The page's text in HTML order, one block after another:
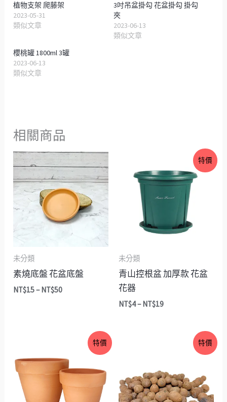
植物支架 爬藤架
2023-05-31
類似文章
3吋吊盆掛勾 花盆掛勾 掛勾
夾
2023-06-13
類似文章
櫻桃罐 1800ml 3罐
2023-06-13
類似文章
相關商品
未分類
素燒底盤 花盆底盤
NT$15– NT$50
價
格
範
圍：
NT$15
NT$50
特價
未分類
青山控根盆 加厚款 花盆
花器
NT$4– NT$19
範
圍：
NT$4
NT$19
特價
範
圍：
NT$8
到
NT$38
特價
NT$30。NT$23。